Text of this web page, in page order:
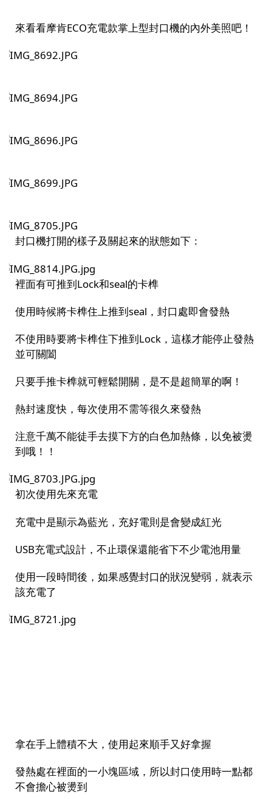
來看看摩肯ECO充電款掌上型封口機的內外美照吧！
封口機打開的樣子及關起來的狀態如下：
裡面有可推到Lock和seal的卡榫
使用時候將卡榫住上推到seal ，封口處即會發熱
不使用時要將卡榫住下推到Lock ，這樣才能停止發熱
並可關闔
只要手推卡榫就可輕鬆開關，是不是超簡單的啊！
熱封速度快，每次使用不需等很久來發熱
注意千萬不能徒手去摸下方的白色加熱條，以免被燙
到哦！！
初次使用先來充電
充電中是顯示為藍光，充好電則是會變成紅光
USB充電式設計，不止環保還能省下不少電池用量
使用一段時間後，如果感覺封口的狀況變弱，就表示
該充電了
拿在手上體積不大，使用起來順手又好拿握
發熱處在裡面的一小塊區域，所以封口使用時一點都
不會擔心被燙到